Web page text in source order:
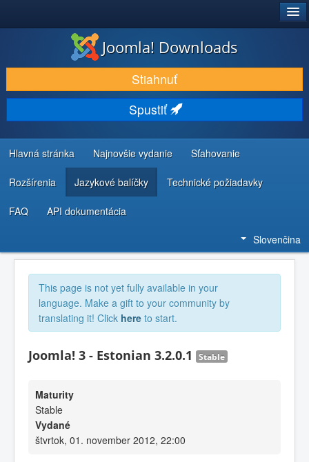
STIAHNUŤ & ROZŠÍRIŤ
OBJAVUJTE & UČTE SA
KOMUNITA & PODPORA
ZDROJE INFORMÁCIÍ PRE VÝVOJÁROV
Joomla! Downloads
Stiahnuť
Spustiť
Hlavná stránka Najnovšie vydanie Sťahovanie
Rozšírenia Jazykové balíčky Technické požiadavky
FAQ API dokumentácia
Slovenčina
This page is not yet fully available in your
language. Make a gift to your community by
translating it! Click here to start.
Joomla! 3 - Estonian 3.2.0.1 Stable
Maturity
Stable
Vydané
štvrtok, 01. november 2012, 22:00